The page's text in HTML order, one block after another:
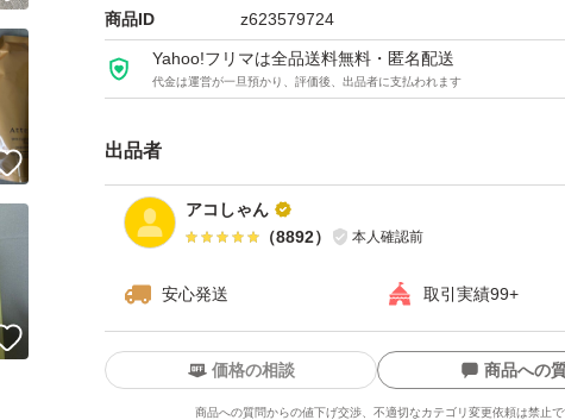
商品ID z623579724
Yahoo!フリマは全品送料無料・匿名配送
代金は運営が一旦預かり、評価後、出品者に支払われます
出品者
アコしゃん
（8892） 本人確認前
安心発送 取引実績99+
価格の相談 商品への
商品への質問からの値下げ交渉、不適切なカテゴリ変更依頼は禁止